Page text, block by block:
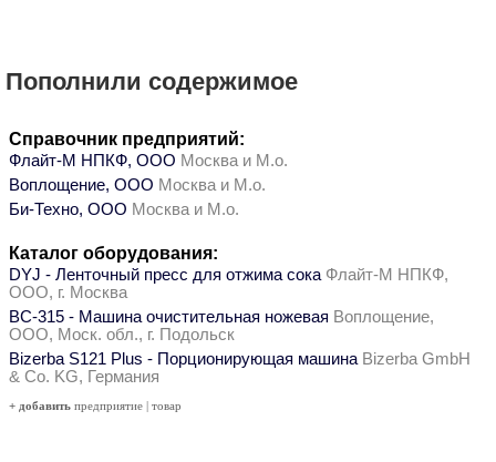
Пополнили содержимое
Справочник предприятий:
Флайт-М НПКФ, ООО Москва и М.о.
Воплощение, ООО Москва и М.о.
Би-Техно, ООО Москва и М.о.
Каталог оборудования:
DYJ - Ленточный пресс для отжима сока Флайт-М НПКФ,
ООО, г. Москва
ВС-315 - Машина очистительная ножевая Воплощение,
ООО, Моск. обл., г. Подольск
Bizerba S121 Plus - Порционирующая машина Bizerba GmbH
& Co. KG, Германия
+ добавить предприятие | товар